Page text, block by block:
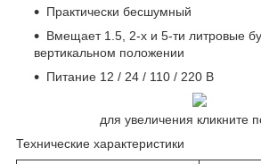
Практически бесшумный
Вмещает 1.5, 2-х и 5-ти литровые
вертикальном положении
Питание 12 / 24 / 110 / 220 В
для увеличения кликните
Технические характеристики